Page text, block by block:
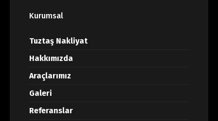
Kurumsal
Tuztaş Nakliyat
Hakkımızda
Araçlarımız
Galeri
Referanslar